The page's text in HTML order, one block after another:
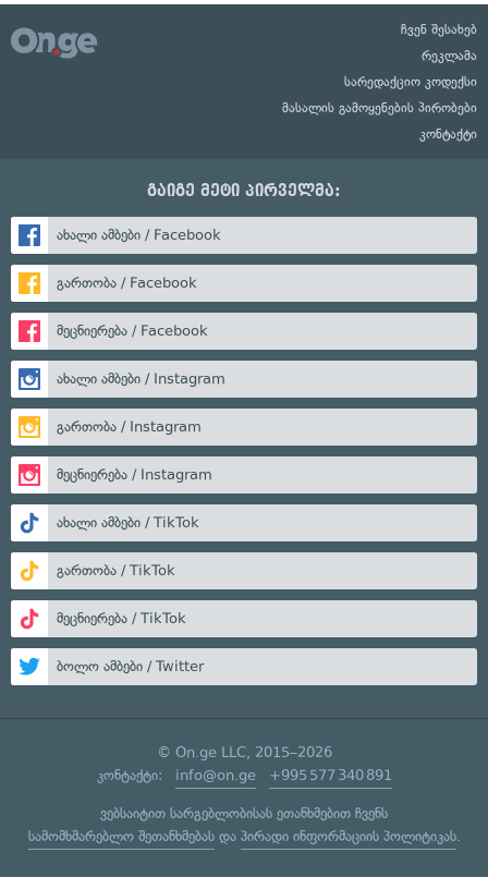
ჩვენ შესახებ
რეკლამა
სარედაქციო კოდექსი
მასალის გამოყენების პირობები
კონტაქტი
გაიგე მეტი პირველმა:
ახალი ამბები / Facebook
გართობა / Facebook
მეცნიერება / Facebook
ახალი ამბები / Instagram
გართობა / Instagram
მეცნიერება / Instagram
ახალი ამბები / TikTok
გართობა / TikTok
მეცნიერება / TikTok
ბოლო ამბები / Twitter
© On.ge LLC, 2015–2026
კონტაქტი: info@on.ge +995 577 340 891
ვებსაიტით სარგებლობისას ეთანხმებით ჩვენს
სამომხმარებლო შეთანხმებასდა პირადი ინფორმაციის პოლიტიკას.